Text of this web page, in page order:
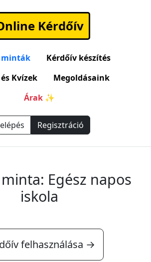
Kérdőív
minták
Kérdőív készítés
Kvízek
Megoldásaink
Árak ✨
Regisztráció
Egész napos
iskola
felhasználása →